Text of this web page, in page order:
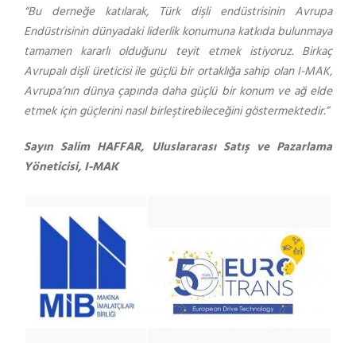
“Bu derneğe katılarak, Türk dişli endüstrisinin Avrupa
Endüstrisinin dünyadaki liderlik konumuna katkıda bulunmaya
tamamen kararlı olduğunu teyit etmek istiyoruz. Birkaç
Avrupalı dişli üreticisi ile güçlü bir ortaklığa sahip olan I-MAK,
Avrupa’nın dünya çapında daha güçlü bir konum ve ağ elde
etmek için güçlerini nasıl birleştirebileceğini göstermektedir.”
Sayın Salim HAFFAR, Uluslararası Satış ve Pazarlama
Yöneticisi, I-MAK